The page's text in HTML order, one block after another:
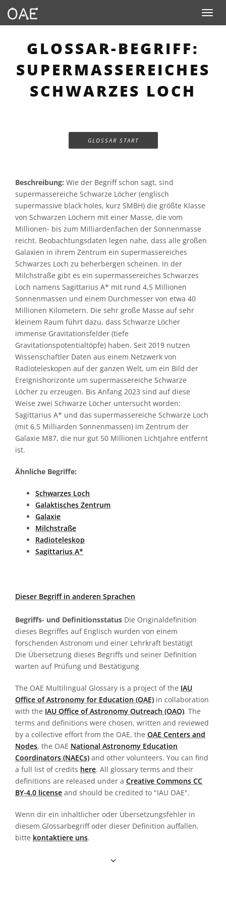
Toggle
GLOSSAR-BEGRIFF:
SUPERMASSEREICHES
SCHWARZES LOCH
GLOSSAR START
Beschreibung: Wie der Begriff schon sagt, sind
supermassereiche Schwarze Löcher (englisch
supermassive black holes, kurz SMBH) die größte Klasse
von Schwarzen Löchern mit einer Masse, die vom
Millionen- bis zum Milliardenfachen der Sonnenmasse
reicht. Beobachtungsdaten legen nahe, dass alle großen
Galaxien in ihrem Zentrum ein supermassereiches
Schwarzes Loch zu beherbergen scheinen. In der
Milchstraße gibt es ein supermassereiches Schwarzes
Loch namens Sagittarius A* mit rund 4,5 Millionen
Sonnenmassen und einem Durchmesser von etwa 40
Millionen Kilometern. Die sehr große Masse auf sehr
kleinem Raum führt dazu, dass Schwarze Löcher
immense Gravitationsfelder (tiefe
Gravitationspotentialtöpfe) haben. Seit 2019 nutzen
Wissenschaftler Daten aus einem Netzwerk von
Radioteleskopen auf der ganzen Welt, um ein Bild der
Ereignishorizonte um supermassereiche Schwarze
Löcher zu erzeugen. Bis Anfang 2023 sind auf diese
Weise zwei Schwarze Löcher untersucht worden:
Sagittarius A* und das supermassereiche Schwarze Loch
(mit 6,5 Milliarden Sonnenmassen) im Zentrum der
Galaxie M87, die nur gut 50 Millionen Lichtjahre entfernt
ist.
Ähnliche Begriffe:
Schwarzes Loch
Galaktisches Zentrum
Galaxie
Milchstraße
Radioteleskop
Sagittarius A*
Dieser Begriff in anderen Sprachen
Begriffs- und Definitionsstatus Die Originaldefinition
dieses Begriffes auf Englisch wurden von einem
forschenden Astronom und einer Lehrkraft bestätigt
Die Übersetzung dieses Begriffs und seiner Definition
warten auf Prüfung und Bestätigung
The OAE Multilingual Glossary is a project of the IAU
Office of Astronomy for Education (OAE) in collaboration
with the IAU Office of Astronomy Outreach (OAO). The
terms and definitions were chosen, written and reviewed
by a collective effort from the OAE, the OAE Centers and
Nodes, the OAE National Astronomy Education
Coordinators (NAECs) and other volunteers. You can find
a full list of credits here. All glossary terms and their
definitions are released under a Creative Commons CC
BY-4.0 license and should be credited to "IAU OAE".
Wenn dir ein inhaltlicher oder Übersetzungsfehler in
diesem Glossarbegriff oder dieser Definition auffallen,
bitte kontaktiere uns.